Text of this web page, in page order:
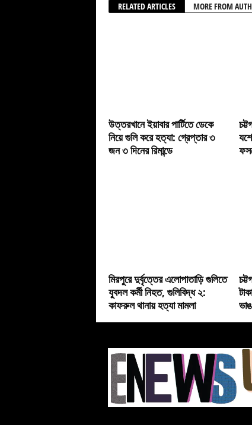
RELATED ARTICLES MORE FROM
উত্তরখানে ইয়াবার পার্টিতে ডেকে
নিয়ে গুলি করে হত্যা: গ্রেপ্তার ৩
জন ৩ দিনের রিমান্ডে
মিরপুরে দুর্বৃত্তের এলোপাতাড়ি গুলিতে
যুবদল কর্মী নিহত, গুলিবিদ্ধ ২:
কাফরুল থানায় হত্যা মামলা